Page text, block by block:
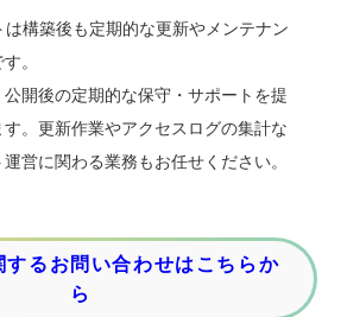
は構築後も定期的な更新やメンテナン
。
開後の定期的な保守・サポートを提
。更新作業やアクセスログの集計な
営に関わる業務もお任せください。
するお問い合わせはこちらか
ら